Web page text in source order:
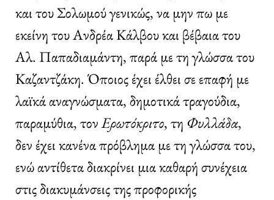
και του Σολωμού γενικώς, να μην πω με
εκείνη του Ανδρέα Κάλβου και βέβαια του
Αλ. Παπαδιαμάντη, παρά με τη γλώσσα του
Καζαντζάκη. Όποιος έχει έλθει σε επαφή με
λαϊκά αναγνώσματα, δημοτικά τραγούδια,
παραμύθια, τονΕρωτόκριτο, τη Φυλλάδα,
δεν έχει κανένα πρόβλημα με τη γλώσσα του,
ενώ αντίθετα διακρίνει μια καθαρή συνέχεια
στις διακυμάνσεις της προφορικής